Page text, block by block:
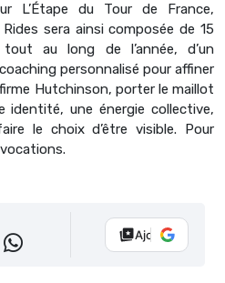
L’Étape du Tour de France,
sera ainsi composée de 15
au long de l’année, d’un
personnalisé pour affiner
Hutchinson, porter le maillot
identité, une énergie collective,
le choix d’être visible. Pour
Ajouter Vélo